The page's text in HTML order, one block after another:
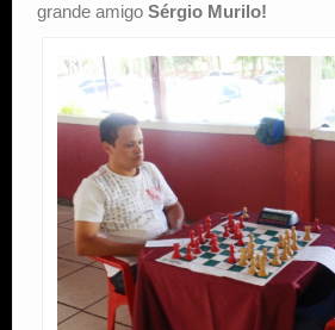
grande amigo Sérgio Murilo!